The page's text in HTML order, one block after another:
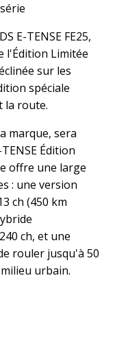
E-TENSE FE25,
l'Édition Limitée
sur les
spéciale
la route.
marque, sera
Édition
offre une large
: une version
ch (450 km
ch, et une
rouler jusqu'à 50
urbain.